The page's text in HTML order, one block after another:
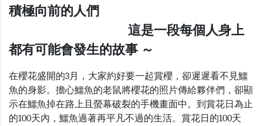
積極向前的人們
這是一段每個人身上
都有可能會發生的故事 ～
在櫻花盛開的3月，大家約好要一起賞櫻，卻遲遲看不見鱷
魚的身影。擔心鱷魚的老鼠將櫻花的照片傳給夥伴們，卻顯
示在鱷魚掉在路上且螢幕破裂的手機畫面中。到賞花日為止
的100天內，鱷魚過著再平凡不過的生活。賞花日的100天